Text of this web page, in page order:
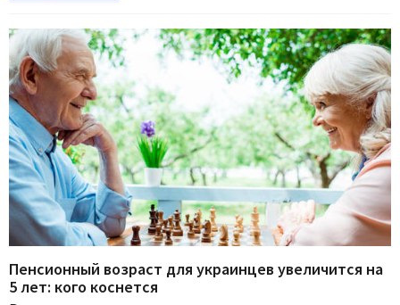
Пенсионный возраст для украинцев увеличится на
5 лет: кого коснется